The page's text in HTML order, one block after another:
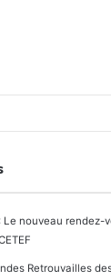
Le nouveau rendez-
Retrouvailles